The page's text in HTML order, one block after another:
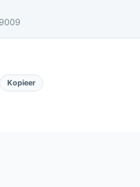
over dit nummer
Kopieer